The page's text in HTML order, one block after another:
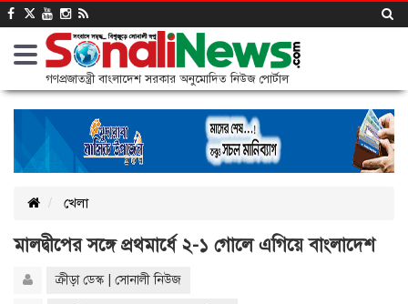
গণপ্রজাতন্ত্রী বাংলাদেশ সরকার অনুমোদিত নিউজ পোর্টাল
খেলা
মালদ্বীপের সঙ্গে প্রথমার্ধে ২-১ গোলে এগিয়ে বাংলাদেশ
ক্রীড়া ডেস্ক | সোনালী নিউজ